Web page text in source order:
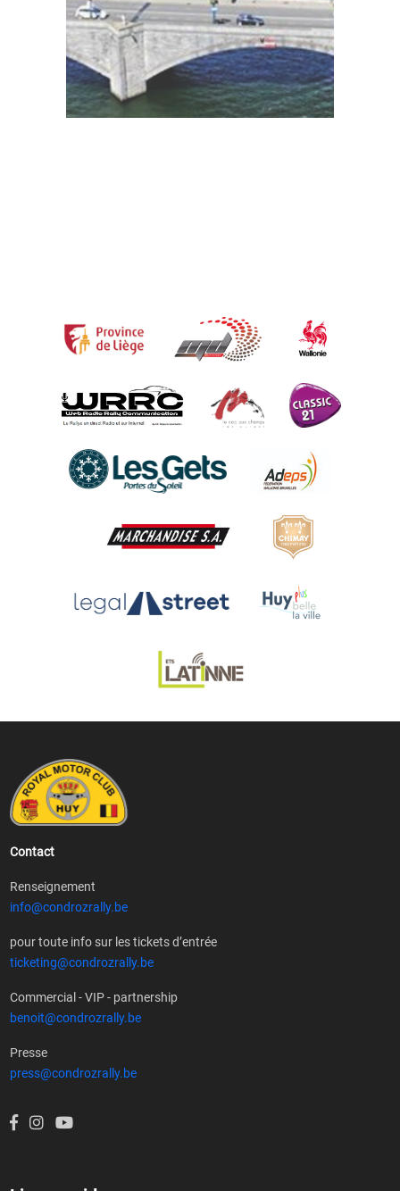
Contact
Renseignement
info@condrozrally.be
pour toute info sur les tickets d’entrée
ticketing@condrozrally.be
Commercial - VIP - partnership
benoit@condrozrally.be
Presse
press@condrozrally.be